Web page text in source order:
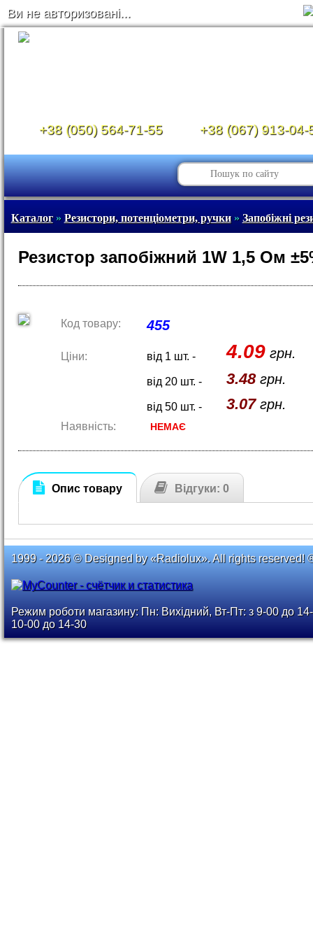
Ви не авторизовані...
+38 (050) 564-71-55 +38 (067) 913-04-
Каталог» Резистори, потенціометри, ручки» Запобіжні
Резистор запобіжний 1W 1,5 Ом
Код товару: 455
Ціни: від 1 шт. - 4.09грн.
від 20 шт. - 3.48грн.
від 50 шт. - 3.07грн.
Наявність: НЕМАЄ
Опис товару Відгуки: 0
1999 - 2026 © Designed by «Radiolux». All rights reserved!
Режим роботи магазину: Пн: Вихідний, Вт-Пт: з 9-00 до
10-00 до 14-30